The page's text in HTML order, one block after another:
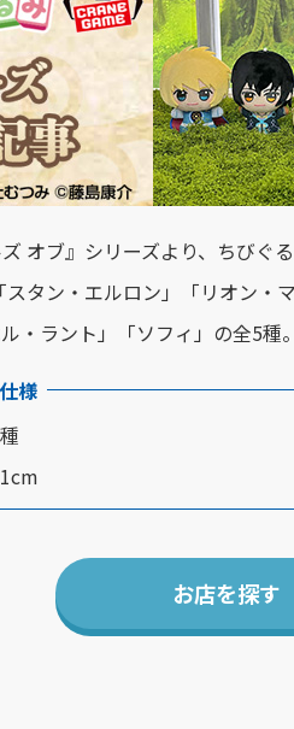
ズ オブ』シリーズより、ちびぐ
タン・エルロン」「リオン・
ル・ラント」「ソフィ」の全5種。
様
お店を探す